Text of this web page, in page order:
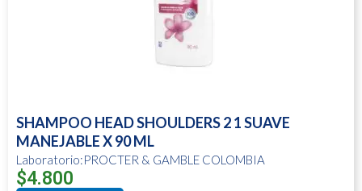
SHAMPOO HEAD SHOULDERS 2 1 SUAVE
MANEJABLE X 90 ML
Laboratorio:PROCTER & GAMBLE COLOMBIA
$4.800